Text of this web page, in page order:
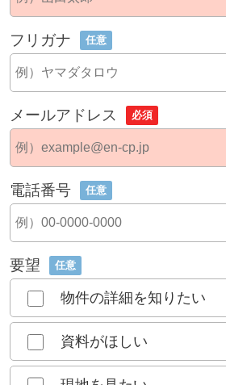
フリガナ 任意
メールアドレス 必須
電話番号 任意
要望 任意
物件の詳細を知りたい
資料がほしい